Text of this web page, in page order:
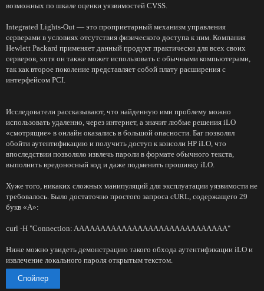
возможных по шкале оценки уязвимостей CVSS.
Integrated Lights-Out — это проприетарный механизм управления
серверами в условиях отсутствия физического доступа к ним. Компания
Hewlett Packard применяет данный продукт практически для всех своих
серверов, хотя он также может использовать с обычными компьютерами,
так как второе поколение представляет собой плату расширения с
интерфейсом PCI.
Исследователи рассказывают, что найденную ими проблему можно
использовать удаленно, через интернет, а значит любые решения iLO
«смотрящие» в онлайн оказались в большой опасности. Баг позволял
обойти аутентификацию и получить доступ к консоли HP iLO, что
впоследствии позволяло извлечь пароли в формате обычного текста,
выполнить вредоносный код и даже подменить прошивку iLO.
Хуже того, никаких сложных манипуляций для эксплуатации уязвимости не
требовалось. Было достаточно простого запроса cURL, содержащего 29
букв «A»:
curl -H "Connection: AAAAAAAAAAAAAAAAAAAAAAAAAAAAA"
Ниже можно увидеть демонстрацию такого обхода аутентификации iLO и
извлечение локального пароля открытым текстом.
Спойлер